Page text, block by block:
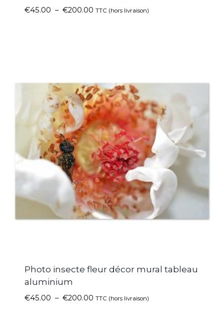
€45.00 – €200.00 TTC (hors livraison)
Photo insecte fleur décor mural tableau
aluminium
€45.00 – €200.00 TTC (hors livraison)